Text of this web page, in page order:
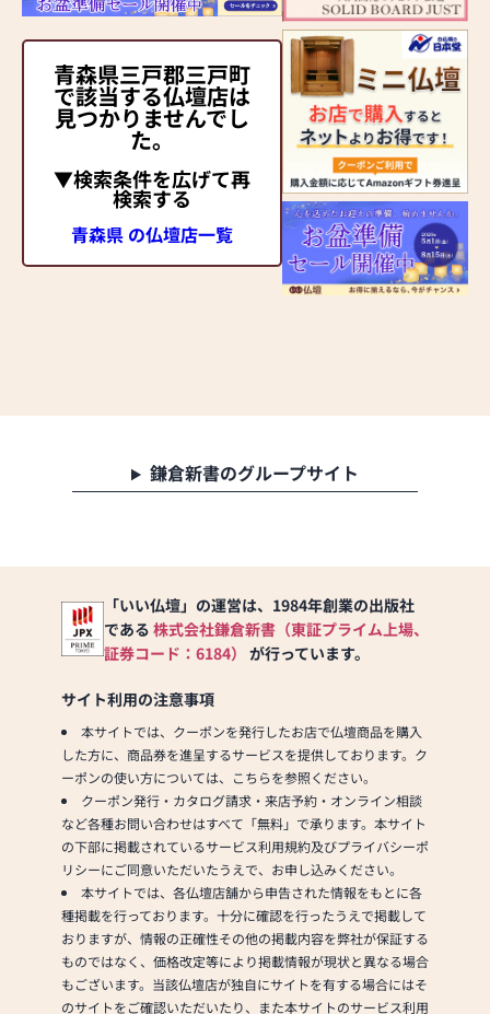
青森県三戸郡三戸町
で該当する仏壇店は
見つかりませんでし
た。
▼検索条件を広げて再
検索する
青森県 の仏壇店一覧
鎌倉新書のグループサイト
「いい仏壇」の運営は、1984年創業の出版社
である 株式会社鎌倉新書（東証プライム上場、
証券コード：6184） が行っています。
サイト利用の注意事項
本サイトでは、クーポンを発行したお店で仏壇商品を購入
した方に、商品券を進呈するサービスを提供しております。ク
ーポンの使い方については、こちらを参照ください。
クーポン発行・カタログ請求・来店予約・オンライン相談
など各種お問い合わせはすべて「無料」で承ります。本サイト
の下部に掲載されているサービス利用規約及びプライバシーポ
リシーにご同意いただいたうえで、お申し込みください。
本サイトでは、各仏壇店舗から申告された情報をもとに各
種掲載を行っております。十分に確認を行ったうえで掲載して
おりますが、情報の正確性その他の掲載内容を弊社が保証する
ものではなく、価格改定等により掲載情報が現状と異なる場合
もございます。当該仏壇店が独自にサイトを有する場合にはそ
のサイトをご確認いただいたり、また本サイトのサービス利用